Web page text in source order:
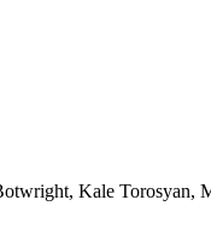
Kale Torosyan,